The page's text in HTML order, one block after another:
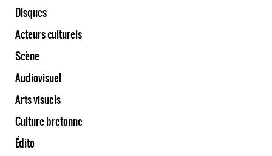
Disques
Acteurs culturels
Scène
Audiovisuel
Arts visuels
Culture bretonne
Édito